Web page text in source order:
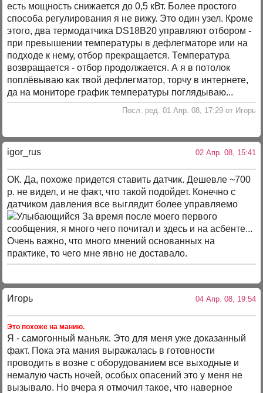
есть мощность снижается до 0,5 кВт. Более простого
способа регулирования я не вижу. Это один узел. Кроме
этого, два термодатчика DS18B20 управляют отбором -
при превышении температуры в дефлегматоре или на
подходе к нему, отбор прекращается. Температура
возвращается - отбор продолжается. А я в потолок
поплёвываю как твой дефлегматор, торчу в интернете,
да на мониторе график температуры поглядываю...
Посл. ред. 01 Апр. 08, 17:29 от Игорь
igor_rus 02 Апр. 08, 15:41
ОК. Да, похоже придется ставить датчик. Дешевле ~700
р. не видел, и не факт, что такой подойдет. Конечно с
датчиком давления все выглядит более управляемо
За время после моего первого
сообщения, я много чего почитал и здесь и на асбенте...
Очень важно, что много мнений основанных на
практике, то чего мне явно не доставало.
Игорь 04 Апр. 08, 19:54
Это похоже на манию.
Я - самогонный маньяк. Это для меня уже доказанный
факт. Пока эта мания выражалась в готовности
проводить в возне с оборудованием все выходные и
немалую часть ночей, особых опасений это у меня не
вызывало. Но вчера я отмочил такое, что наверное